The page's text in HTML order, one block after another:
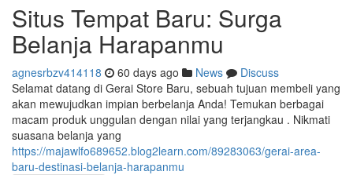
Situs Tempat Baru: Surga
Belanja Harapanmu
agnesrbzv414118 60 days ago News
Discuss
Selamat datang di Gerai Store Baru, sebuah tujuan membeli yang
akan mewujudkan impian berbelanja Anda! Temukan berbagai
macam produk unggulan dengan nilai yang terjangkau . Nikmati
suasana belanja yang
https://majawlfo689652.blog2learn.com/89283063/gerai-area-
baru-destinasi-belanja-harapanmu